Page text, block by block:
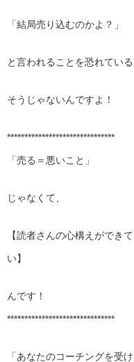
「結局売り込むのかよ？」
と言われることを恐れてい
そうじゃないんですよ！
*******************************
「売る＝悪いこと」
じゃなくて、
【読者さんの心構えができ
い】
んです！
*******************************
「あなたのコーチングを受け